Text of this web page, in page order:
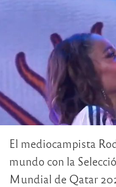
El mediocampista
mundo con la
Mundial de Qatar